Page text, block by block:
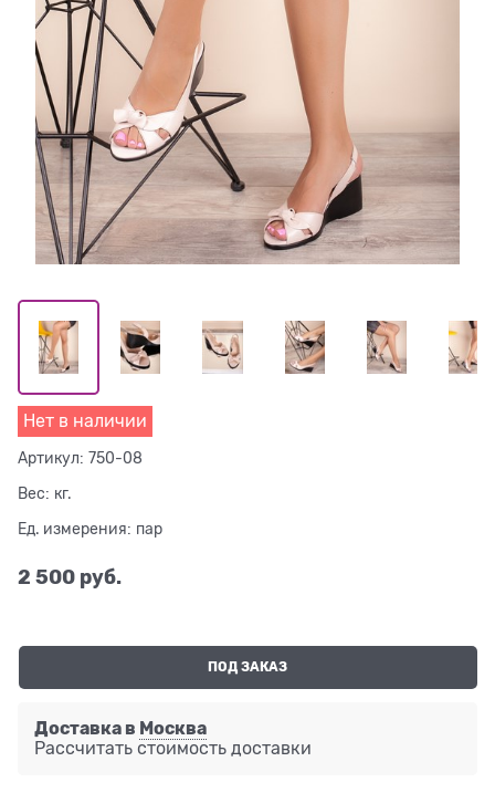
Нет в наличии
Артикул: 750-08
Вес: кг.
Ед. измерения: пар
2 500 руб.
ПОД ЗАКАЗ
Доставка в Москва
Рассчитать стоимость доставки